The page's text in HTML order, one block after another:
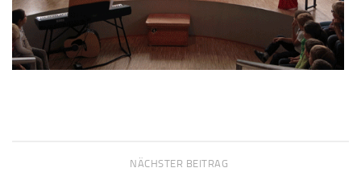
NÄCHSTER BEITRAG